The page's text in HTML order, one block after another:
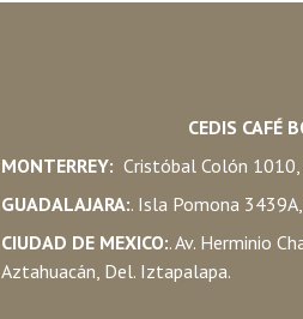
CEDIS CAFÉ
MONTERREY: Cristóbal Colón 1010,
GUADALAJARA:. Isla Pomona 3439A,
CIUDAD DE MEXICO:. Av. Herminio
Aztahuacán, Del. Iztapalapa.